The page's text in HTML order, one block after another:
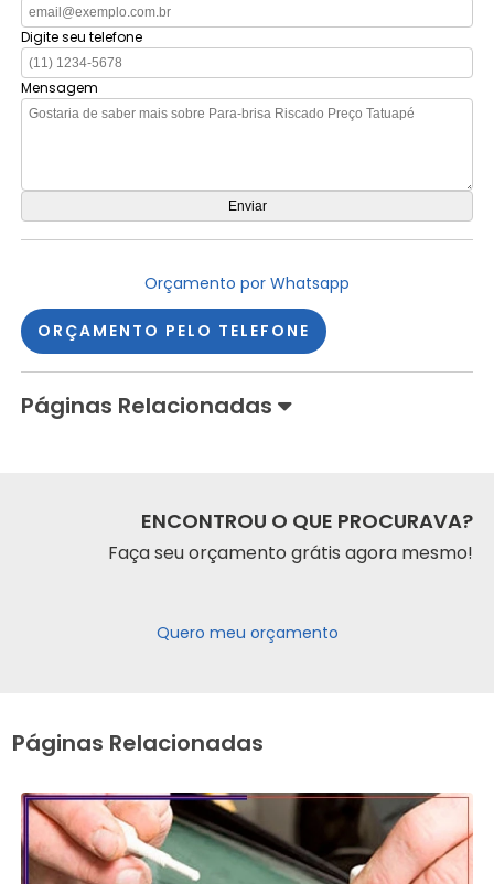
Digite seu telefone
Mensagem
Orçamento por Whatsapp
ORÇAMENTO PELO TELEFONE
Páginas Relacionadas
ENCONTROU O QUE PROCURAVA?
Faça seu orçamento grátis agora mesmo!
Quero meu orçamento
Páginas Relacionadas